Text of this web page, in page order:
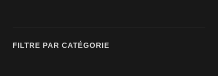
FILTRE PAR CATÉGORIE